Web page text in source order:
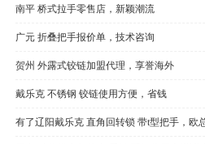
南平 桥式拉手零售店，新颖潮流
广元 折叠把手报价单，技术咨询
贺州 外露式铰链加盟代理，享誉海外
戴乐克 不锈钢 铰链使用方便，省钱
有了辽阳戴乐克 直角回转锁 带t型把手，欧